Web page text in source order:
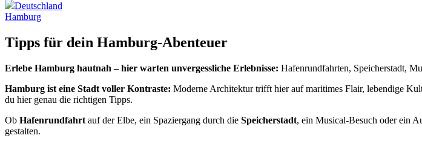
Deutschland
Hamburg
Tipps für dein Hamburg-Abenteuer
Erlebe Hamburg hautnah – hier warten unvergessliche Erlebnisse: Hafenrundfahrten, Speicherstadt,
Hamburg ist eine Stadt voller Kontraste: Moderne Architektur trifft hier auf maritimes Flair, lebendige
du hier genau die richtigen Tipps.
Ob Hafenrundfahrt auf der Elbe, ein Spaziergang durch die Speicherstadt, ein Musical-Besuch oder ein
gestalten.